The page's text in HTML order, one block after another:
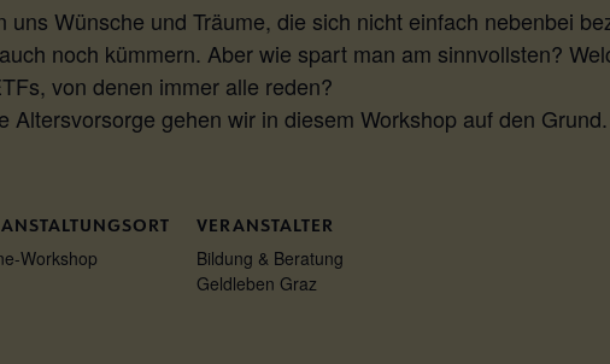
Wünsche und Träume, die sich nicht einfach nebenbei
noch kümmern. Aber wie spart man am sinnvollsten?
von denen immer alle reden?
gehen wir in diesem Workshop auf den Grund.
Workshop
VERANSTALTER
Bildung & Beratung
Geldleben Graz